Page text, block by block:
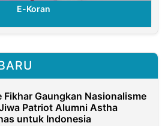
E-Koran
Fikhar Gaungkan Nasionalisme
Patriot Alumni Astha
untuk Indonesia